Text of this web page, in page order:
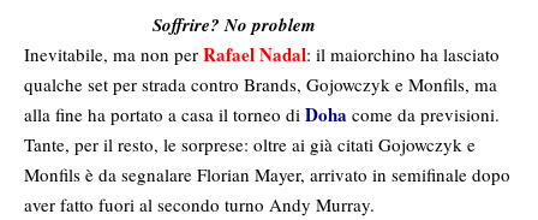
Soffrire? No problem
Inevitabile, ma non per RafaelNadal: il maiorchino ha lasciato
qualche set per strada contro Brands, Gojowczyk e Monfils, ma
alla fine ha portato a casa il torneo di Doha come da previsioni.
Tante, per il resto, le sorprese: oltre ai già citati Gojowczyk e
Monfils è da segnalare Florian Mayer, arrivato in semifinale dopo
aver fatto fuori al secondo turno Andy Murray.